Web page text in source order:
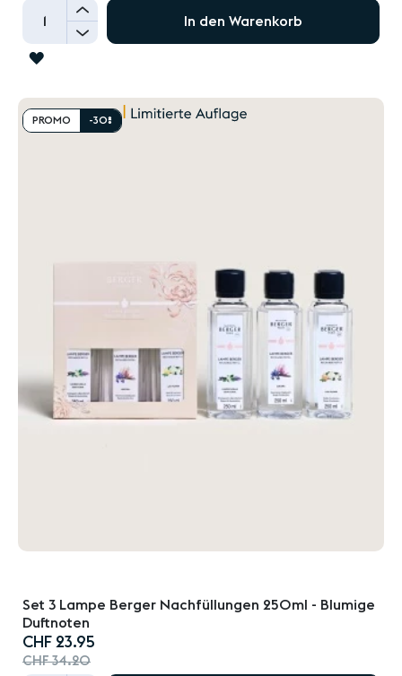
+
-
In den Warenkorb
ZUR
HINZUFÜGEN
Set 3 Lampe Berger Nachfüllungen 250ml - Blumige
Duftnoten
Special
Price
CHF 23.95
CHF 34.20
PROMO -30%